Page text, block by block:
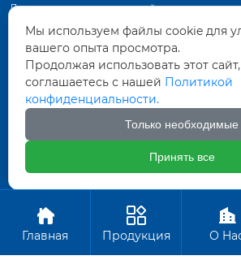
Демонстрация в мастерской
Инспекционное оборудование
Контактная информация
Тунхуа Группа, промышленный
производству оборудования,
571452961@qq.com
Авторское право ©ООО Датун Тунхуа
Производство

Главная

Продукция

О
Мы используем файлы cookie для
вашего опыта просмотра.
Продолжая использовать этот
соглашаетесь с нашей Политикой
конфиденциальности.
Только необходимые
Принять все